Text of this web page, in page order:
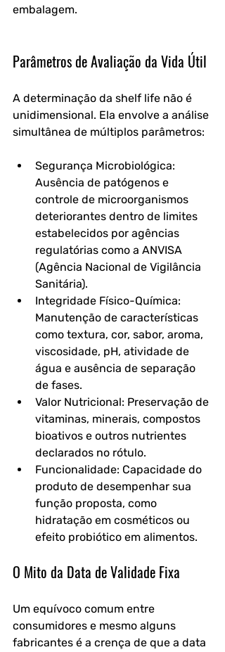
embalagem.
Parâmetros de Avaliação da Vida Útil
A determinação da shelf life não é
unidimensional. Ela envolve a análise
simultânea de múltiplos parâmetros:
Segurança Microbiológica:
Ausência de patógenos e
controle de microorganismos
deteriorantes dentro de limites
estabelecidos por agências
regulatórias como a ANVISA
(Agência Nacional de Vigilância
Sanitária).
Integridade Físico-Química:
Manutenção de características
como textura, cor, sabor, aroma,
viscosidade, pH, atividade de
água e ausência de separação
de fases.
Valor Nutricional: Preservação de
vitaminas, minerais, compostos
bioativos e outros nutrientes
declarados no rótulo.
Funcionalidade: Capacidade do
produto de desempenhar sua
função proposta, como
hidratação em cosméticos ou
efeito probiótico em alimentos.
O Mito da Data de Validade Fixa
Um equívoco comum entre
consumidores e mesmo alguns
fabricantes é a crença de que a data